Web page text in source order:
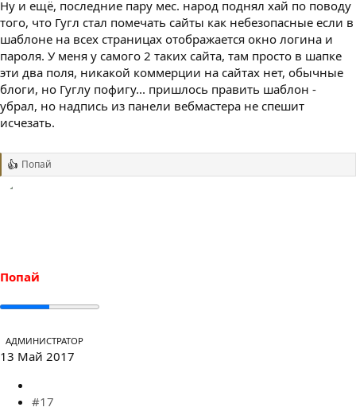
Ну и ещё, последние пару мес. народ поднял хай по поводу
того, что Гугл стал помечать сайты как небезопасные если в
шаблоне на всех страницах отображается окно логина и
пароля. У меня у самого 2 таких сайта, там просто в шапке
эти два поля, никакой коммерции на сайтах нет, обычные
блоги, но Гуглу пофигу... пришлось править шаблон -
убрал, но надпись из панели вебмастера не спешит
исчезать.
Р
Попай
Попай
АДМИНИСТРАТОР
13 Май 2017
#17